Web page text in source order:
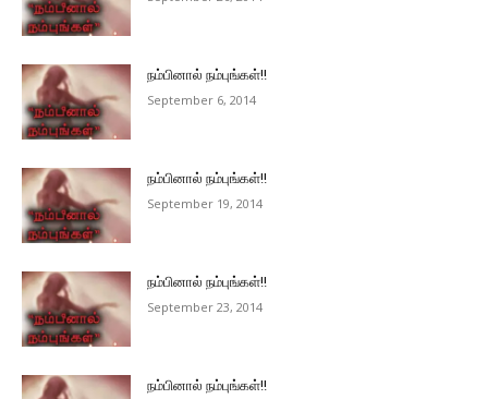
நம்பினால் நம்புங்கள்!!
September 6, 2014
நம்பினால் நம்புங்கள்!!
September 19, 2014
நம்பினால் நம்புங்கள்!!
September 23, 2014
நம்பினால் நம்புங்கள்!!